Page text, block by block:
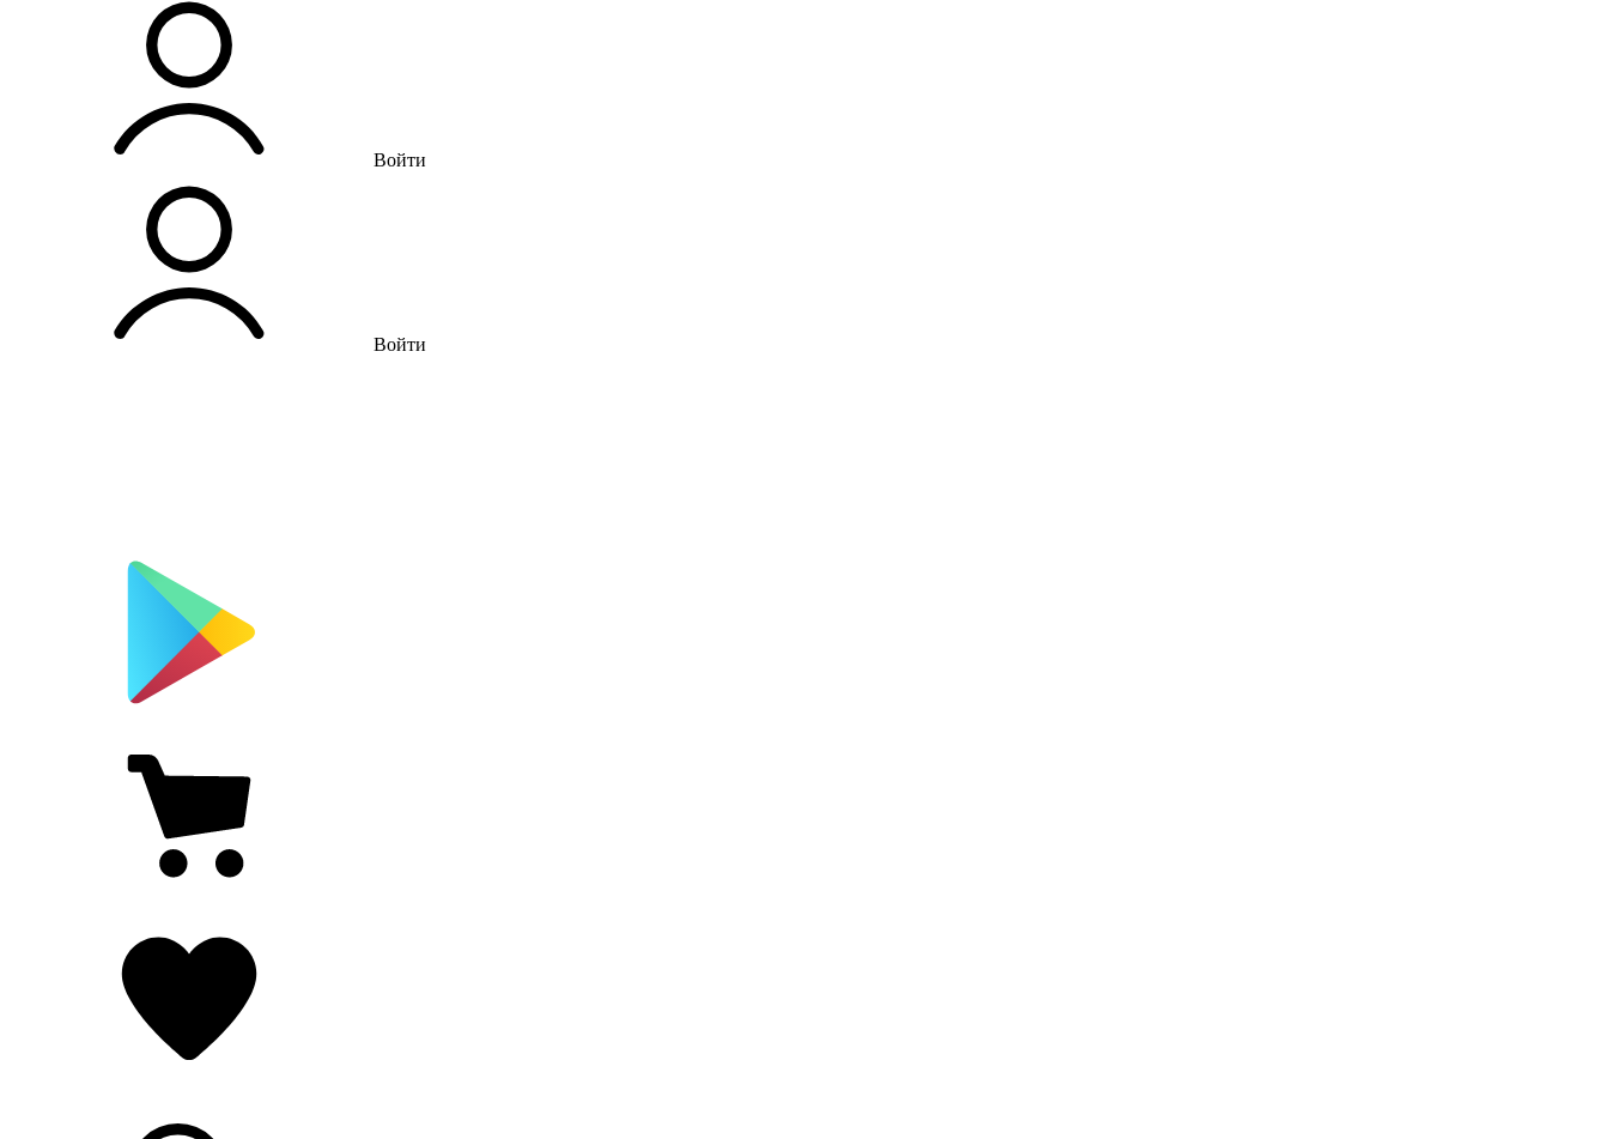
Войти
Войти